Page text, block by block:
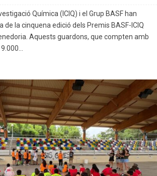
Química (ICIQ) i el Grup BASF han
de la cinquena edició dels Premis BASF-ICIQ
Aquests guardons, que compten amb